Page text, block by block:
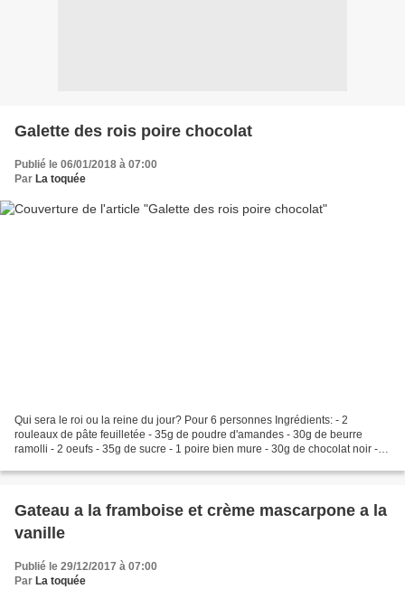
Galette des rois poire chocolat
Publié le 06/01/2018 à 07:00
Par La toquée
Qui sera le roi ou la reine du jour? Pour 6 personnes Ingrédients: - 2
rouleaux de pâte feuilletée - 35g de poudre d'amandes - 30g de beurre
ramolli - 2 oeufs - 35g de sucre - 1 poire bien mure - 30g de chocolat noir - 1
Gateau a la framboise et crème mascarpone a la
vanille
Publié le 29/12/2017 à 07:00
Par La toquée